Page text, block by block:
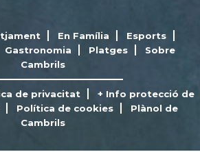
En Família
Esports
Gastronomia Platges
Sobre
Cambrils
de privacitat
+ Info protecció de
Política de cookies
Plànol de
Cambrils